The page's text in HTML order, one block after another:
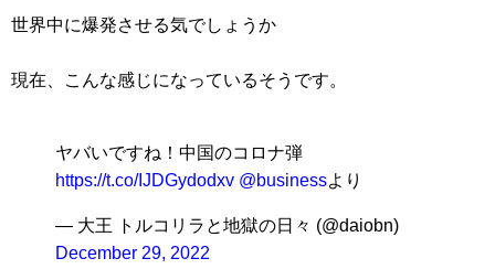
世界中に爆発させる気でしょうか
現在、こんな感じになっているそうです。
ヤバいですね！中国のコロナ弾
https://t.co/IJDGydodxv @businessより
— 大王 トルコリラと地獄の日々 (@daiobn)
December 29, 2022